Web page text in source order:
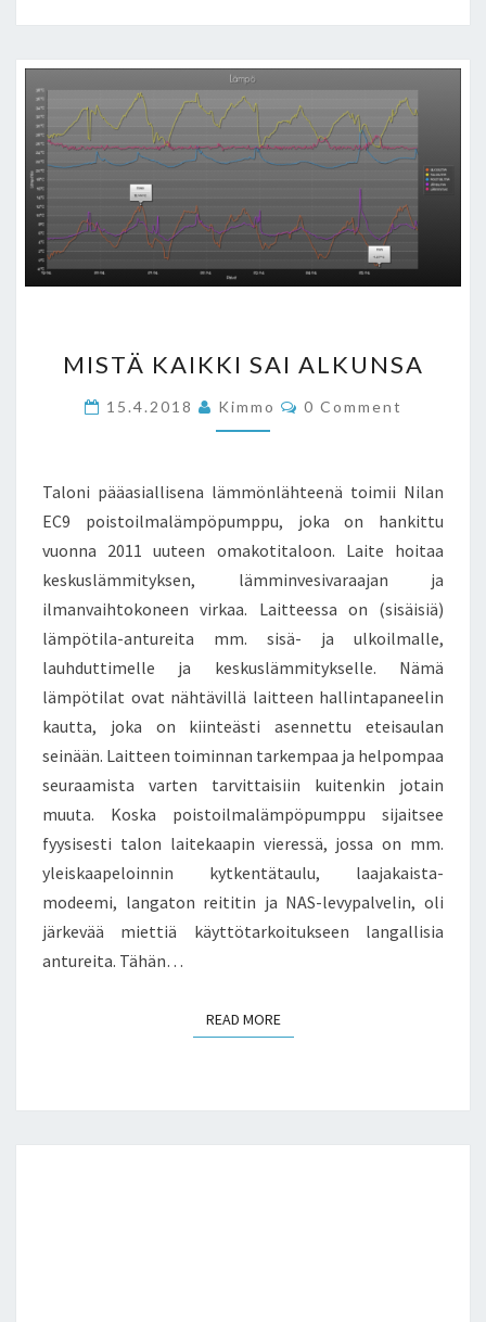
KAIKKI
SAI
ALKUNSA
MISTÄ KAIKKI SAI ALKUNSA
15.4.2018 Kimmo Comments
0 Comment
Taloni pääasiallisena lämmönlähteenä toimii Nilan
EC9 poistoilmalämpöpumppu, joka on hankittu
vuonna 2011 uuteen omakotitaloon. Laite hoitaa
keskuslämmityksen, lämminvesivaraajan ja
ilmanvaihtokoneen virkaa. Laitteessa on (sisäisiä)
lämpötila-antureita mm. sisä- ja ulkoilmalle,
lauhduttimelle ja keskuslämmitykselle. Nämä
lämpötilat ovat nähtävillä laitteen hallintapaneelin
kautta, joka on kiinteästi asennettu eteisaulan
seinään. Laitteen toiminnan tarkempaa ja helpompaa
seuraamista varten tarvittaisiin kuitenkin jotain
muuta. Koska poistoilmalämpöpumppu sijaitsee
fyysisesti talon laitekaapin vieressä, jossa on mm.
yleiskaapeloinnin kytkentätaulu, laajakaista-
modeemi, langaton reititin ja NAS-levypalvelin, oli
järkevää miettiä käyttötarkoitukseen langallisia
antureita. Tähän…
READ MOREREAD MORE